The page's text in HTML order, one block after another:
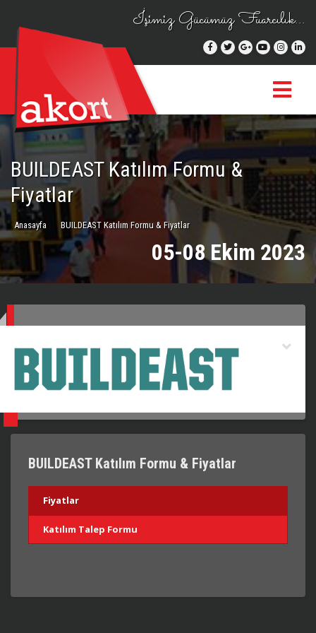
İşimiz Gücümüz Fuarcılık...
BUILDEAST Katılım Formu &
Fiyatlar
Anasayfa BUILDEAST Katılım Formu & Fiyatlar
05-08 Ekim 2023
BUILDEAST Katılım Formu & Fiyatlar
Fiyatlar
Katılım Talep Formu